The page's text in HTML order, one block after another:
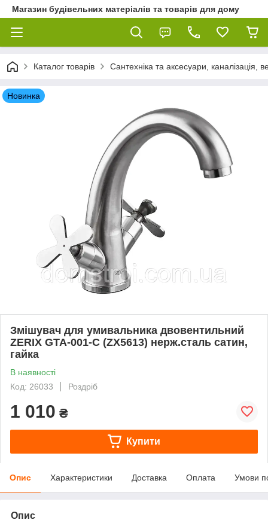
Магазин будівельних матеріалів та товарів для дому
Каталог товарів Сантехніка та аксесуари, каналізація,
Новинка
Змішувач для умивальника двовентильний
ZERIX GTA-001-C (ZX5613) нерж.сталь сатин,
гайка
В наявності
Код: 26033
Роздріб
1 010 ₴
Купити
Опис Характеристики Доставка Оплата Умови
Опис